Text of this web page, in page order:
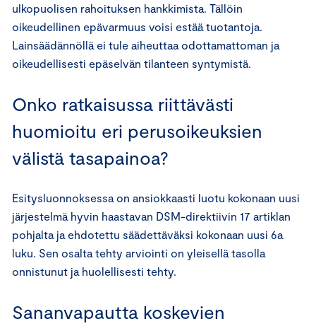
ulkopuolisen rahoituksen hankkimista. Tällöin
oikeudellinen epävarmuus voisi estää tuotantoja.
Lainsäädännöllä ei tule aiheuttaa odottamattoman ja
oikeudellisesti epäselvän tilanteen syntymistä.
Onko ratkaisussa riittävästi
huomioitu eri perusoikeuksien
välistä tasapainoa?
Esitysluonnoksessa on ansiokkaasti luotu kokonaan uusi
järjestelmä hyvin haastavan DSM-direktiivin 17 artiklan
pohjalta ja ehdotettu säädettäväksi kokonaan uusi 6a
luku. Sen osalta tehty arviointi on yleisellä tasolla
onnistunut ja huolellisesti tehty.
Sananvapautta koskevien